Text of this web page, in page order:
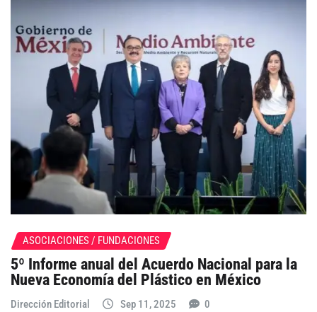
ASOCIACIONES / FUNDACIONES
5º Informe anual del Acuerdo Nacional para la
Nueva Economía del Plástico en México
Dirección Editorial Sep 11, 2025 0